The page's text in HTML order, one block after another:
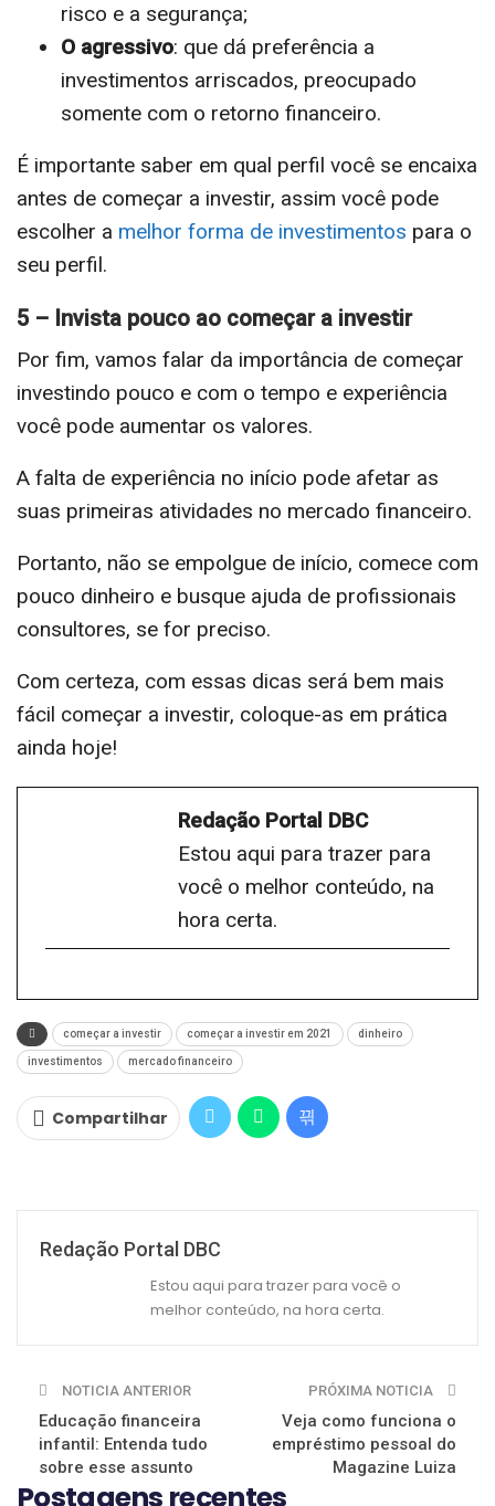
risco e a segurança;
O agressivo: que dá preferência a
investimentos arriscados, preocupado
somente com o retorno financeiro.
É importante saber em qual perfil você se encaixa
antes de começar a investir, assim você pode
escolher a melhor forma de investimentos para o
seu perfil.
5 – Invista pouco ao começar a investir
Por fim, vamos falar da importância de começar
investindo pouco e com o tempo e experiência
você pode aumentar os valores.
A falta de experiência no início pode afetar as
suas primeiras atividades no mercado financeiro.
Portanto, não se empolgue de início, comece com
pouco dinheiro e busque ajuda de profissionais
consultores, se for preciso.
Com certeza, com essas dicas será bem mais
fácil começar a investir, coloque-as em prática
ainda hoje!
Redação Portal DBC
Estou aqui para trazer para
você o melhor conteúdo, na
hora certa.
começar a investir começar a investir em 2021 dinheiro
investimentos mercado financeiro
Compartilhar
Redação Portal DBC
Estou aqui para trazer para você o
melhor conteúdo, na hora certa.
NOTICIA ANTERIOR
Educação financeira
infantil: Entenda tudo
sobre esse assunto
PRÓXIMA NOTICIA
Veja como funciona o
empréstimo pessoal do
Magazine Luiza
Postagens recentes